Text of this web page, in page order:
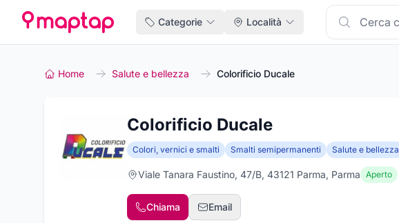
Categorie Località
Home Salute e bellezza Colorificio Ducale
Colorificio Ducale
Colori, vernici e smalti Smalti semipermanenti Salute e bellezza
Viale Tanara Faustino, 47/B, 43121 Parma, Parma Aperto
Chiama Email